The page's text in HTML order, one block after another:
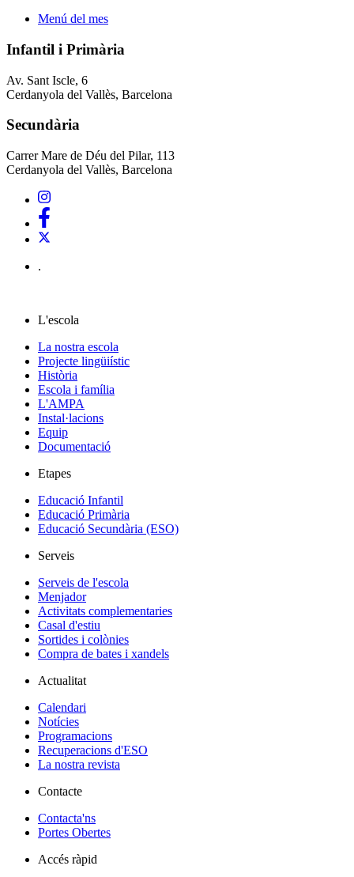
Menú del mes
Infantil i Primària
Av. Sant Iscle, 6
Cerdanyola del Vallès, Barcelona
Secundària
Carrer Mare de Déu del Pilar, 113
Cerdanyola del Vallès, Barcelona
.
L'escola
La nostra escola
Projecte lingüiístic
Història
Escola i família
L'AMPA
Instal·lacions
Equip
Documentació
Etapes
Educació Infantil
Educació Primària
Educació Secundària (ESO)
Serveis
Serveis de l'escola
Menjador
Activitats complementaries
Casal d'estiu
Sortides i colònies
Compra de bates i xandels
Actualitat
Calendari
Notícies
Programacions
Recuperacions d'ESO
La nostra revista
Contacte
Contacta'ns
Portes Obertes
Accés ràpid